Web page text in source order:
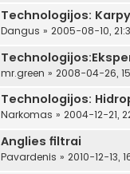
Technologijos:
Dangus » 2005-08-10,
mr.green » 2008-04-26,
Technologijos:
Narkomas » 2004-12-21,
Anglies filtrai
Pavardenis » 2010-12-13,